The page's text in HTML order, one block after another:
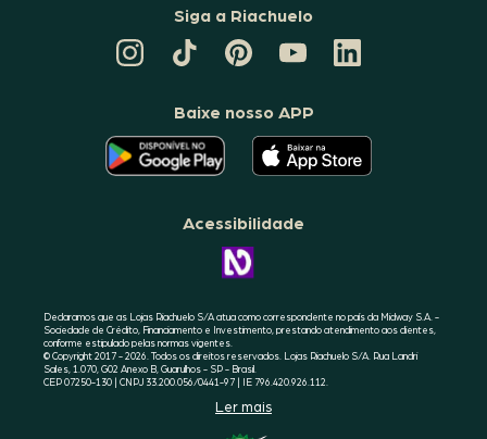
Siga a Riachuelo
TIKTOK
DA
PINTEREST
DA
CANAL
DA
RIACHUELO
LINKEDIN
DA
Baixe nosso APP
O
APLICATIVO
DA
RIACHUELO
GOOGLE
O
APLICATIVO
DA
RIACHUELO
Acessibilidade
CONHEÇA
A
Declaramos que as Lojas Riachuelo S/A atua como correspondente no país da Midway S.A. -
Sociedade de Crédito, Financiamento e Investimento, prestando atendimento aos clientes,
conforme estipulado pelas normas vigentes.
© Copyright 2017 - 2026. Todos os direitos reservados. Lojas Riachuelo S/A. Rua Landri
Sales, 1.070, G02 Anexo B, Guarulhos - SP - Brasil.
CEP 07250-130 | CNPJ 33.200.056/0441-97 | IE 796.420.926.112.
Ler mais